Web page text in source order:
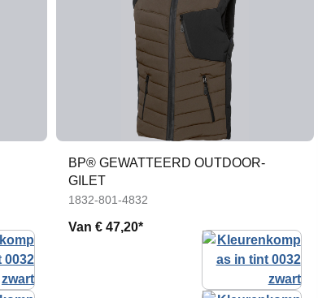
BP® GEWATTEERD OUTDOOR-
GILET
1832-801-4832
Van€ 47,20*